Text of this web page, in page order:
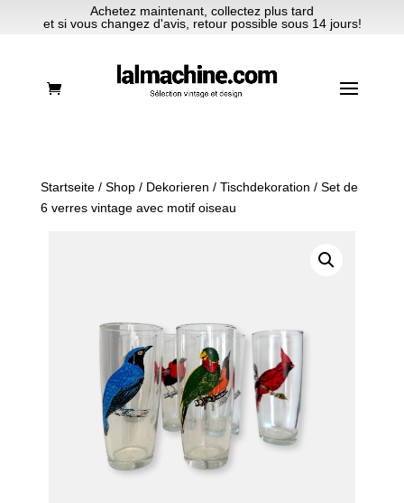
Achetez maintenant, collectez plus tard
et si vous changez d'avis, retour possible sous 14 jours!
Startseite/ Shop/ Dekorieren / Tischdekoration / Set de
6 verres vintage avec motif oiseau